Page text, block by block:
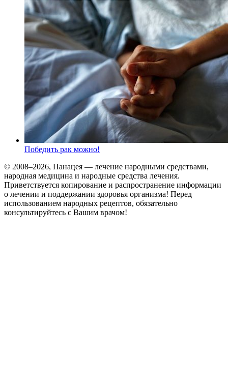
Победить рак можно!
© 2008–2026, Панацея — лечение народными средствами,
народная медицина и народные средства лечения.
Приветствуется копирование и распространение информации
о лечении и поддержании здоровья организма! Перед
использованием народных рецептов, обязательно
консультируйтесь с Вашим врачом!